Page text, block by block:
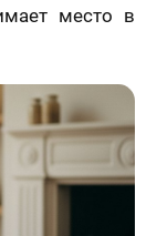
место в